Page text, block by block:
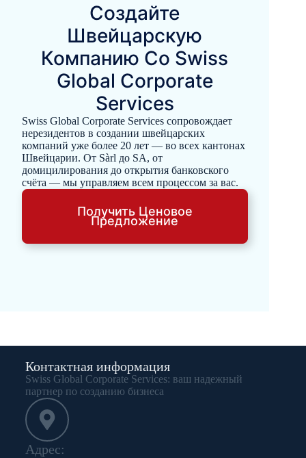
Создайте
Швейцарскую
Компанию Со Swiss
Global Corporate
Services
Swiss Global Corporate Services сопровождает
нерезидентов в создании швейцарских
компаний уже более 20 лет — во всех кантонах
Швейцарии. От Sàrl до SA, от
домицилирования до открытия банковского
счёта — мы управляем всем процессом за вас.
Получить Ценовое
Предложение
Контактная информация
Swiss Global Corporate Services: ваш надежный
партнер по созданию бизнеса
Aдрес: